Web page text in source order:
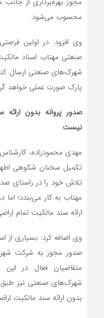
محسوب می‌شود.
وی افزود: در اولین
صنعتی مهتاب اسناد
شهرک‌های صنعتی ارسال
پارک صورت عملی خواهد
صدور پروانه بدون ارائه
نیست
مهدی محمودزاده،
تکمیل سخنان شکوهی
تلاش خود را در راستای
مهتاب به کار می‌بندد؛
ارائه سند مالکیت تمام
وی اضافه کرد: بسیاری از
صدور مجوز به شرکت
متقاضیان فعال در
شهرک‌های صنعتی نیز طبق
بدون ارائه سند مالکیت